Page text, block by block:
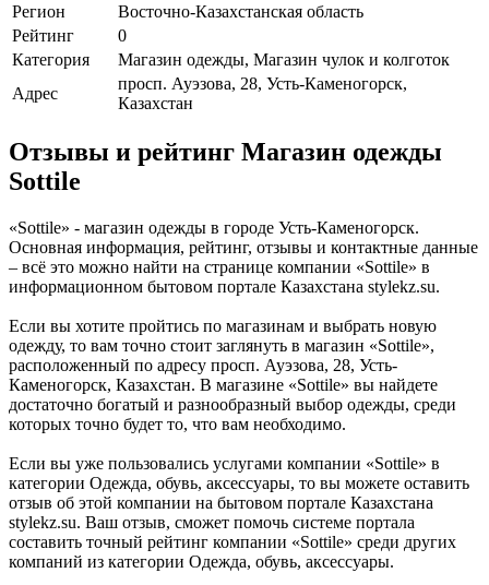
Регион
Восточно-Казахстанская область
Рейтинг
0
Категория
Магазин одежды, Магазин чулок и колготок
Адрес
просп. Ауэзова, 28, Усть-Каменогорск,
Казахстан
Отзывы и рейтинг Магазин одежды
Sottile
«Sottile» - магазин одежды в городе Усть-Каменогорск.
Основная информация, рейтинг, отзывы и контактные данные
– всё это можно найти на странице компании «Sottile» в
информационном бытовом портале Казахстана stylekz.su.
Если вы хотите пройтись по магазинам и выбрать новую
одежду, то вам точно стоит заглянуть в магазин «Sottile»,
расположенный по адресу просп. Ауэзова, 28, Усть-
Каменогорск, Казахстан. В магазине «Sottile» вы найдете
достаточно богатый и разнообразный выбор одежды, среди
которых точно будет то, что вам необходимо.
Если вы уже пользовались услугами компании «Sottile» в
категории Одежда, обувь, аксессуары, то вы можете оставить
отзыв об этой компании на бытовом портале Казахстана
stylekz.su. Ваш отзыв, сможет помочь системе портала
составить точный рейтинг компании «Sottile» среди других
компаний из категории Одежда, обувь, аксессуары.